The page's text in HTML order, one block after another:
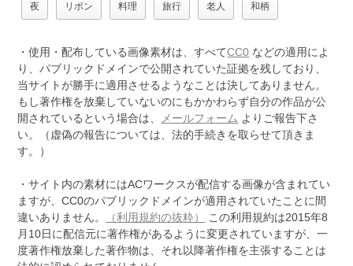
夜 リボン 料理 旅行 老人 和柄
・使用・配布している画像素材は、すべてCC0 などの適用によ
り、パブリックドメインで公開されていた証拠を残しており、
当サイトが勝手に適用させるようなことは決してありません。
もし著作権を放棄していないのにもかかわらず自分の作品が公
開されているという場合は、
メールフォーム よりご報告下さ
い。（虚偽の報告については、法的手続きを取らせて頂きま
す。）
・サイト内の素材にはACワークスが配信する画像が含まれてい
ますが、CC0のパブリックドメインが適用されていたことに間
違いありません。
（利用規約の抜粋）
この利用規約は2015年8
月10日に配信元に著作権があるように変更されていますが、一
度著作権放棄した著作物は、それ以降著作権を主張することは